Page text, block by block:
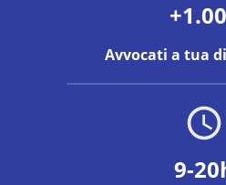
Avvocati a tua
9-